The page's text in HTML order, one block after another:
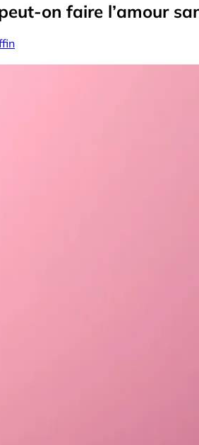
on faire l’amour